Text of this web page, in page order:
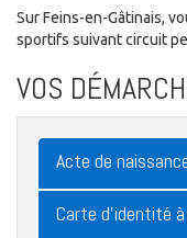
Sur Feins-en-Gâtinais,
sportifs suivant circuit
VOS
Acte de
Carte d'identité